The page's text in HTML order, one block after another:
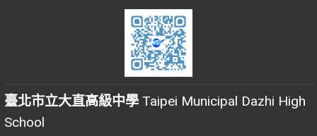
臺北市立大直高級中學 Taipei Municipal Dazhi High
School